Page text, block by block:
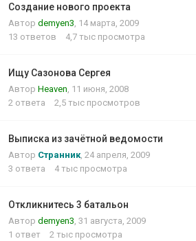
Создание нового проекта
Автор demyen3 14 марта, 2009
13 ответов 4,7 тыс просмотра
Ищу Сазонова Сергея
Автор Heaven 11 июня, 2008
2 ответа 2,5 тыс просмотров
Выписка из зачётной ведомости
Автор Странник 24 апреля, 2009
3 ответа 4 тыс просмотра
Откликнитесь 3 батальон
Автор demyen3 31 августа, 2009
1 ответ 2 тыс просмотра